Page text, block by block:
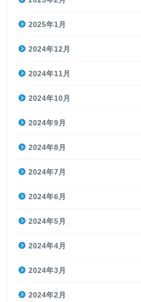
2025年1月
2024年12月
2024年11月
2024年10月
2024年9月
2024年8月
2024年7月
2024年6月
2024年5月
2024年4月
2024年3月
2024年2月